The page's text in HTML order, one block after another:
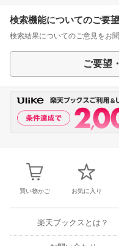
検索機能についてのご要
検索結果についてのご意見をお
ご要望
買い物かご お気に入り
楽天ブックスとは？